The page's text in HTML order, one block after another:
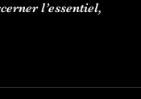
l’essentiel,